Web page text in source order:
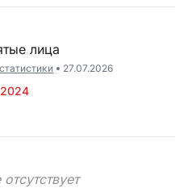
лица
27.07.2026